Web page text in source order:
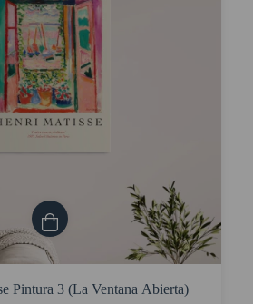
Pintura 3 (La Ventana Abierta)